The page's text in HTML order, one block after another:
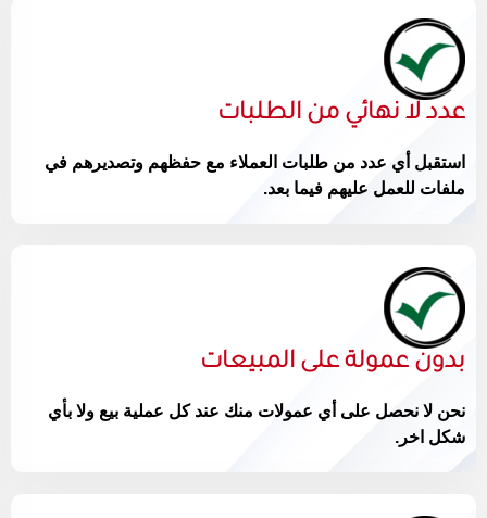
عدد لا نهائي من الطلبات
استقبل أي عدد من طلبات العملاء مع حفظهم وتصديرهم في
ملفات للعمل عليهم فيما بعد.
بدون عمولة على المبيعات
نحن لا نحصل على أي عمولات منك عند كل عملية بيع ولا بأي
شكل اخر.